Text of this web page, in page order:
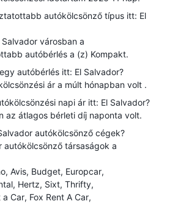
autókölcsönző típus itt: El
városban a
autóbérlés a (z) Kompakt.
autóbérlés itt: El Salvador?
ár a múlt hónapban volt .
napi ár itt: El Salvador?
az átlagos bérleti díj naponta volt.
autókölcsönző cégek?
autókölcsönző társaságok a
Avis Budget Europcar
Hertz Sixt Thrifty
a Car Fox Rent A Car